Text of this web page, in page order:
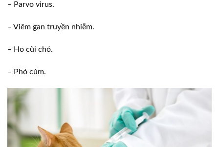
– Parvo virus.
– Viêm gan truyền nhiễm.
– Ho cũi chó.
– Phó cúm.